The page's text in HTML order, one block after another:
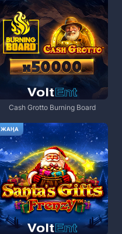
Cash Grotto Burning Board
ЖАҢА